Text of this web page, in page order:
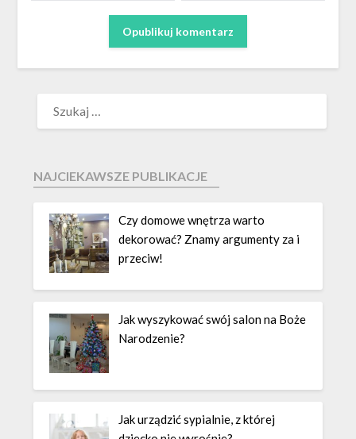
NAJCIEKAWSZE PUBLIKACJE
Czy domowe wnętrza warto
dekorować? Znamy argumenty za i
przeciw!
Jak wyszykować swój salon na Boże
Narodzenie?
Jak urządzić sypialnie, z której